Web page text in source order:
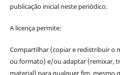
publicação inicial neste periódico.
A licença permite:
Compartilhar (copiar e redistribuir o
ou formato) e/ou adaptar (remixar,
material) para qualquer fim, mesmo